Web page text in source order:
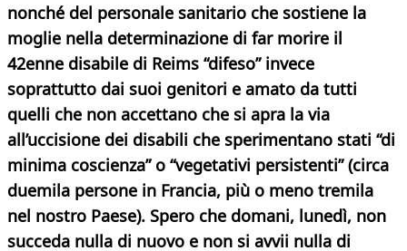
nonché del personale sanitario che sostiene la
moglie nella determinazione di far morire il
42enne disabile di Reims “difeso” invece
soprattutto dai suoi genitori e amato da tutti
quelli che non accettano che si apra la via
all’uccisione dei disabili che sperimentano stati “di
minima coscienza” o “vegetativi persistenti” (circa
duemila persone in Francia, più o meno tremila
nel nostro Paese). Spero che domani, lunedì, non
succeda nulla di nuovo e non si avvii nulla di